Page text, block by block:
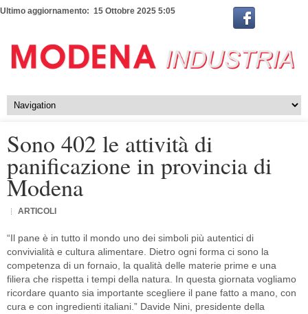
Ultimo aggiornamento: 15 Ottobre 2025 5:05
Sono 402 le attività di
panificazione in provincia di
Modena
ARTICOLI
“Il pane è in tutto il mondo uno dei simboli più autentici di
convivialità e cultura alimentare. Dietro ogni forma ci sono la
competenza di un fornaio, la qualità delle materie prime e una
filiera che rispetta i tempi della natura. In questa giornata vogliamo
ricordare quanto sia importante scegliere il pane fatto a mano, con
cura e con ingredienti italiani.” Davide Nini, presidente della